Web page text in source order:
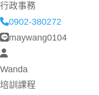
行政事務
0902-380272
maywang0104
Wanda
培訓課程